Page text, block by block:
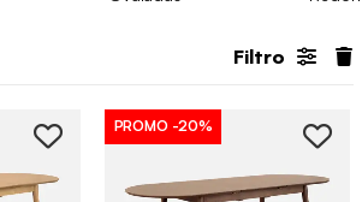
para que veas cuál es la mejor para ti.
Filtro
PROMO -20%